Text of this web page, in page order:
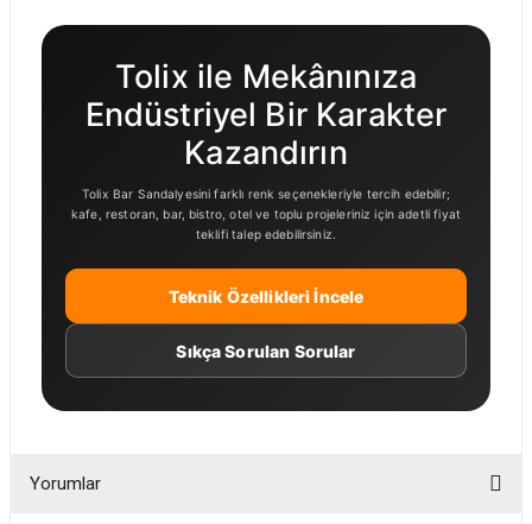
Tolix ile Mekânınıza
Endüstriyel Bir Karakter
Kazandırın
Tolix Bar Sandalyesini farklı renk seçenekleriyle tercih edebilir;
kafe, restoran, bar, bistro, otel ve toplu projeleriniz için adetli fiyat
teklifi talep edebilirsiniz.
Teknik Özellikleri İncele
Sıkça Sorulan Sorular
Yorumlar